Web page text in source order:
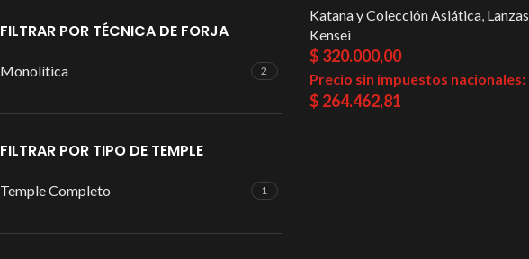
FILTRAR POR TÉCNICA DE FORJA
Monolítica 2
FILTRAR POR TIPO DE TEMPLE
Temple Completo 1
Katana y Colección Asiática, Lanzas
Kensei
$ 320.000,00
Precio sin impuestos nacionales:
$ 264.462,81